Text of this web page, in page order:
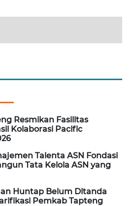
Resmikan Fasilitas
Kolaborasi Pacific
Talenta ASN Fondasi
Tata Kelola ASN yang
Huntap Belum Ditanda
Pemkab Tapteng